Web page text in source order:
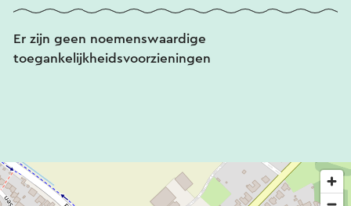
Er zijn geen noemenswaardige
toegankelijkheidsvoorzieningen